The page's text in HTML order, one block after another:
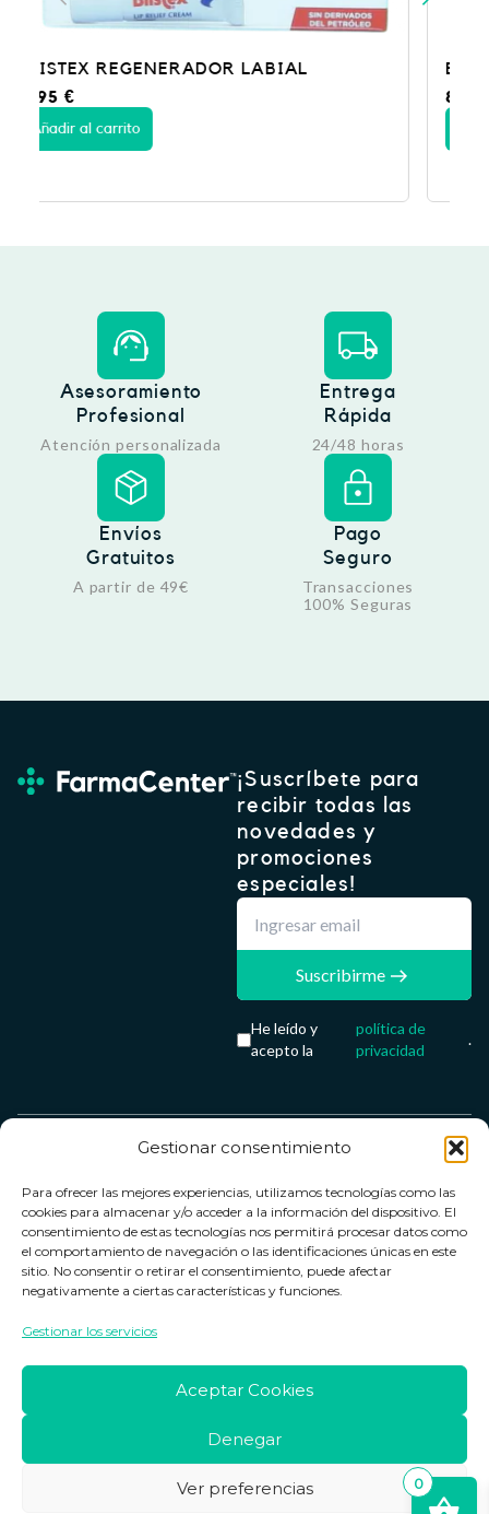
Gestionar consentimiento
Para ofrecer las mejores experiencias, utilizamos tecnologías como las
cookies para almacenar y/o acceder a la información del dispositivo. El
consentimiento de estas tecnologías nos permitirá procesar datos como
el comportamiento de navegación o las identificaciones únicas en este
sitio. No consentir o retirar el consentimiento, puede afectar
negativamente a ciertas características y funciones.
Gestionar los servicios
Aceptar Cookies
Denegar
Ver preferencias
EUCERIN AQUAPOR SOS REGEN 10ML
Añadir al carrito
Asesoramiento
Profesional
Atención personalizada
Entrega
Rápida
24/48 horas
Envíos
Gratuitos
A partir de 49€
Pago
Seguro
Transacciones
100% Seguras
¡Suscríbete para
recibir todas las
novedades y
promociones
especiales!
Suscribirme
He leído y
acepto la
política de
privacidad
.
Contacto
Contacto
Política de
devoluciones
Horario de
Lun. a Vie.:
18:00h
Términos y
condiciones
Política de
privacidad
cookies
Farmacenter
digital, S.L
B24836249
info@farmacenter.es
de pago
0